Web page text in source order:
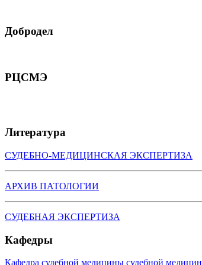
Добродел
РЦСМЭ
Литература
СУДЕБНО-МЕДИЦИНСКАЯ ЭКСПЕРТИЗА
АРХИВ ПАТОЛОГИИ
СУДЕБНАЯ ЭКСПЕРТИЗА
Кафедры
Кафедра судебной медицины судебной